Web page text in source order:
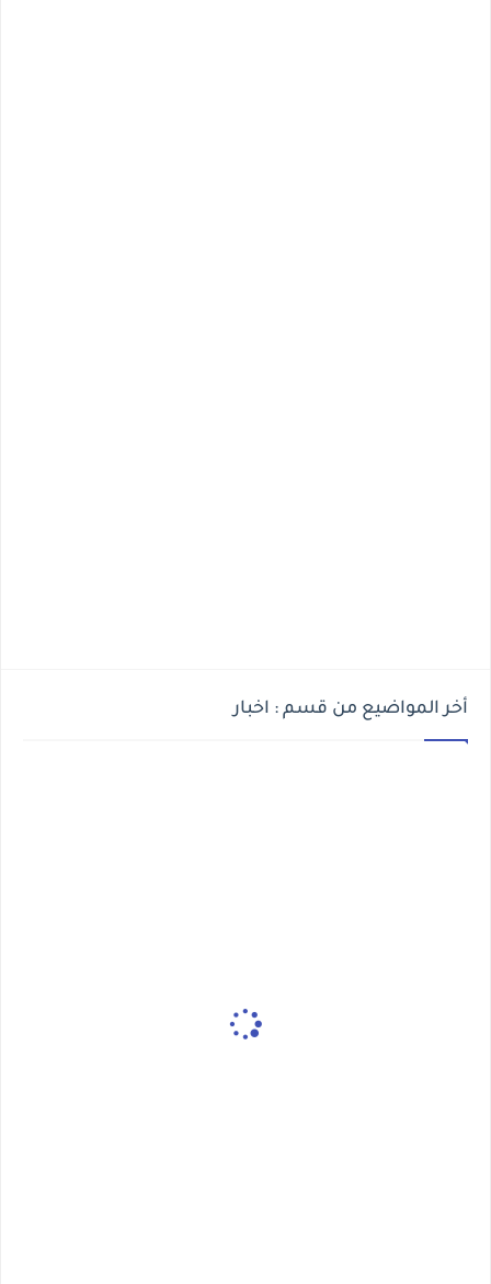
أخر المواضيع من قسم : اخبار